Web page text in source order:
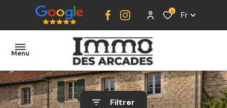
0 Fr
Menu
ACCUEIL
Filtrer